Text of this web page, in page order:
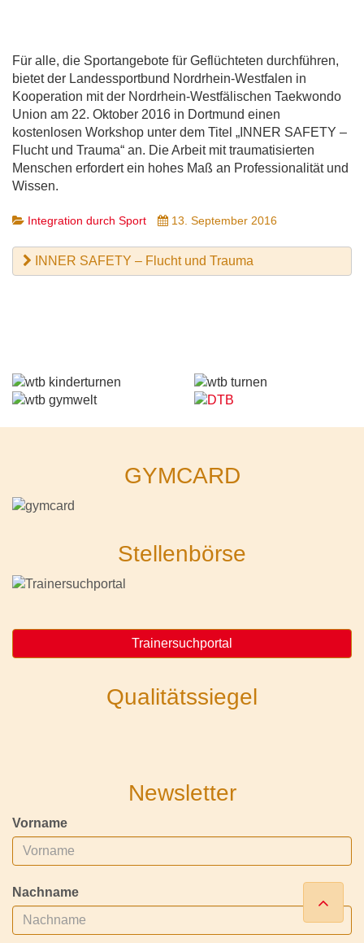
Für alle, die Sportangebote für Geflüchteten durchführen,
bietet der Landessportbund Nordrhein-Westfalen in
Kooperation mit der Nordrhein-Westfälischen Taekwondo
Union am 22. Oktober 2016 in Dortmund einen
kostenlosen Workshop unter dem Titel „INNER SAFETY –
Flucht und Trauma“ an. Die Arbeit mit traumatisierten
Menschen erfordert ein hohes Maß an Professionalität und
Wissen.
Integration durch Sport 13. September 2016
INNER SAFETY – Flucht und Trauma
GYMCARD
Stellenbörse
Trainersuchportal
Qualitätssiegel
Newsletter
Vorname
Nachname